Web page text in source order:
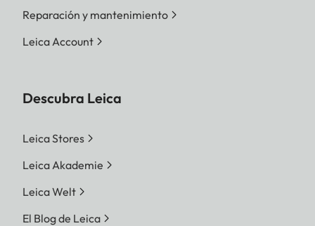
Reparación y mantenimiento
Leica Account
Descubra Leica
Leica Stores
Leica Akademie
Leica Welt
El Blog de Leica